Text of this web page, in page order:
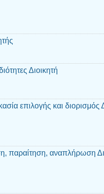
Διοικητή
επιλογής και διορισμός
παραίτηση, αναπλήρωση